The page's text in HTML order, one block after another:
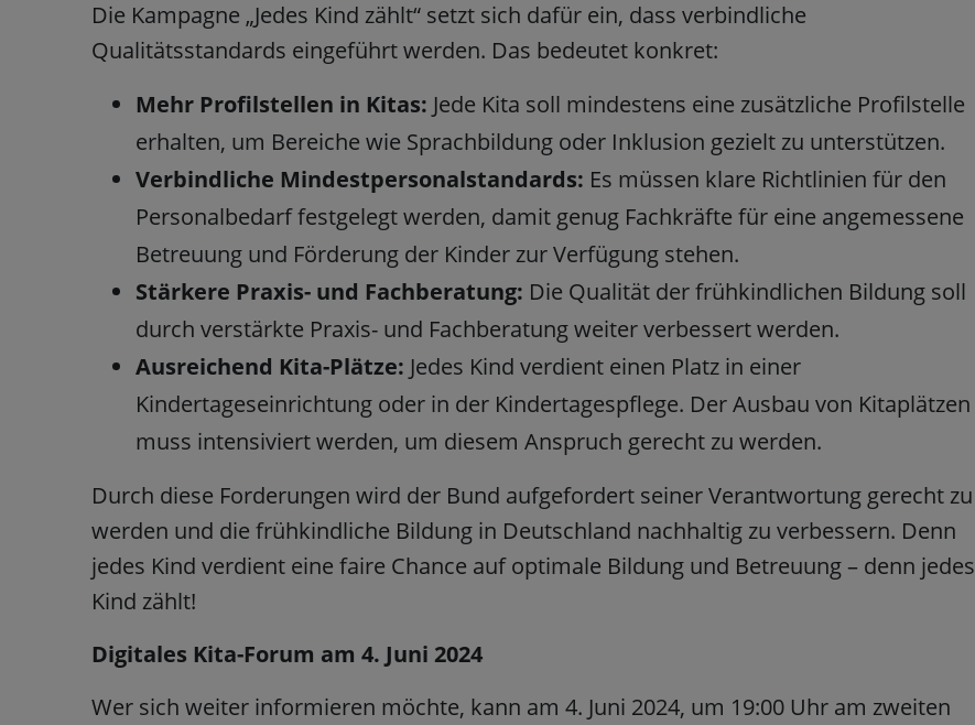
Die Kampagne „Jedes Kind zählt“ setzt sich dafür ein, dass verbindliche
Qualitätsstandards eingeführt werden. Das bedeutet konkret:
Mehr Profilstellen in Kitas: Jede Kita soll mindestens eine zusätzliche Profilstelle
erhalten, um Bereiche wie Sprachbildung oder Inklusion gezielt zu unterstützen.
Verbindliche Mindestpersonalstandards: Es müssen klare Richtlinien für den
Personalbedarf festgelegt werden, damit genug Fachkräfte für eine angemessene
Betreuung und Förderung der Kinder zur Verfügung stehen.
Stärkere Praxis- und Fachberatung: Die Qualität der frühkindlichen Bildung soll
durch verstärkte Praxis- und Fachberatung weiter verbessert werden.
Ausreichend Kita-Plätze: Jedes Kind verdient einen Platz in einer
Kindertageseinrichtung oder in der Kindertagespflege. Der Ausbau von Kitaplätzen
muss intensiviert werden, um diesem Anspruch gerecht zu werden.
Durch diese Forderungen wird der Bund aufgefordert seiner Verantwortung gerecht zu
werden und die frühkindliche Bildung in Deutschland nachhaltig zu verbessern. Denn
jedes Kind verdient eine faire Chance auf optimale Bildung und Betreuung – denn jedes
Kind zählt!
Digitales Kita-Forum am 4. Juni 2024
Wer sich weiter informieren möchte, kann am 4. Juni 2024, um 19:00 Uhr am zweiten